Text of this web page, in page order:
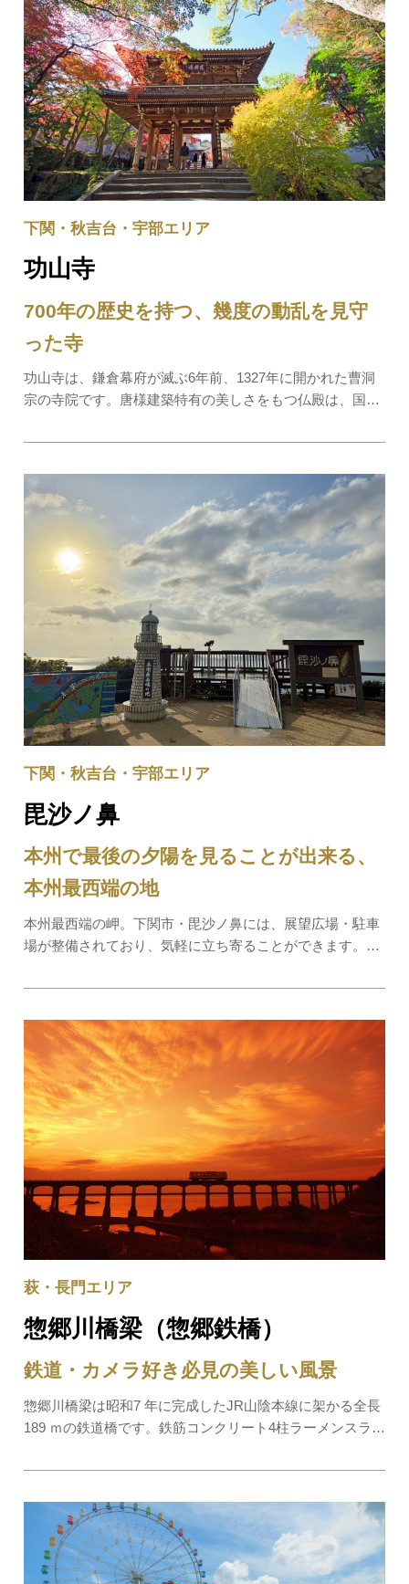
功山寺
700年の歴史を持つ、幾度の動乱を見守
った寺
功山寺は、鎌倉幕府が滅ぶ6年前、1327年に開かれた曹洞
宗の寺院です。唐様建築特有の美しさをもつ仏殿は、国宝
葉のシーズンは県内外の多くの観光客で賑わいます。国宝
下関・秋吉台・宇部エリア
毘沙ノ鼻
本州で最後の夕陽を見ることが出来る、
本州最西端の地
本州最西端の岬。下関市・毘沙ノ鼻には、展望広場・駐車
場が整備されており、気軽に立ち寄ることができます。遮
浮かぶ島々を眺めて悠久の時にうっとり…。日中の景色も
下関・秋吉台・宇部エリア
惣郷川橋梁（惣郷鉄橋）
鉄道・カメラ好き必見の美しい風景
惣郷川橋梁は昭和7 年に完成したJR山陰本線に架かる全長
189 ｍの鉄道橋です。鉄筋コンクリート4柱ラーメンスラブ
ポイントです。日本海の波打ち際に滑らかな曲線を描く優
萩・長門エリア